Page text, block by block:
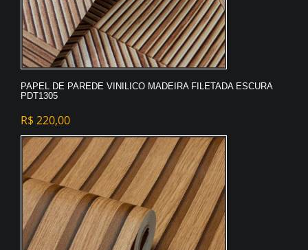
PAPEL DE PAREDE VINILICO MADEIRA FILETADA ESCURA
PDT1305
R$ 220,00